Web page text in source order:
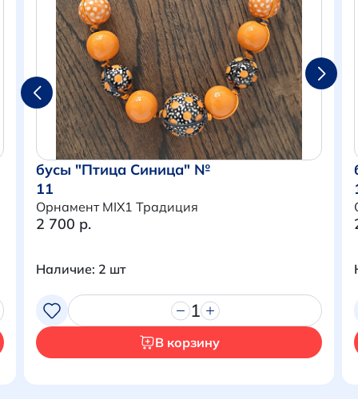
Итого:
Продолжить покупки
Перейти в корзину
бусы "Птица Синица" №
11
Орнамент MIX1 Традиция
2 700 р.
Наличие: 2 шт
1
В корзину